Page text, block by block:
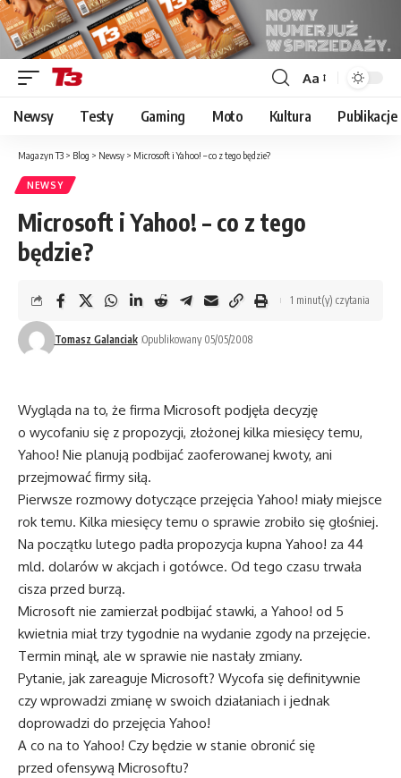
Font
Resizer
Aa
Newsy Testy Gaming Moto Kultura Publikacje
Magazyn T3 > Blog > Newsy > Microsoft i Yahoo! – co z tego będzie?
NEWSY
Microsoft i Yahoo! – co z tego
będzie?
Tomasz Galanciak Opublikowany 05/05/2008
1 minut(y) czytania
Wygląda na to, że firma Microsoft podjęła decyzję
o wycofaniu się z propozycji, złożonej kilka miesięcy temu,
Yahoo! Nie planują podbijać zaoferowanej kwoty, ani
przejmować firmy siłą.
Pierwsze rozmowy dotyczące przejęcia Yahoo! miały miejsce
rok temu. Kilka miesięcy temu o sprawie zrobiło się głośniej.
Na początku lutego padła propozycja kupna Yahoo! za 44
mld. dolarów w akcjach i gotówce. Od tego czasu trwała
cisza przed burzą.
Microsoft nie zamierzał podbijać stawki, a Yahoo! od 5
kwietnia miał trzy tygodnie na wydanie zgody na przejęcie.
Termin minął, ale w sprawie nie nastały zmiany.
Pytanie, jak zareaguje Microsoft? Wycofa się definitywnie
czy wprowadzi zmianę w swoich działaniach i jednak
doprowadzi do przejęcia Yahoo!
A co na to Yahoo! Czy będzie w stanie obronić się
przed ofensywą Microsoftu?